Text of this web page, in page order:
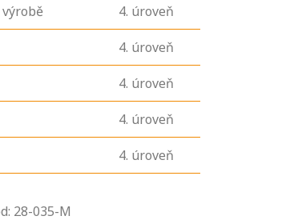
4. úroveň
4. úroveň
4. úroveň
4. úroveň
4. úroveň
28-035-M
U řady živností je